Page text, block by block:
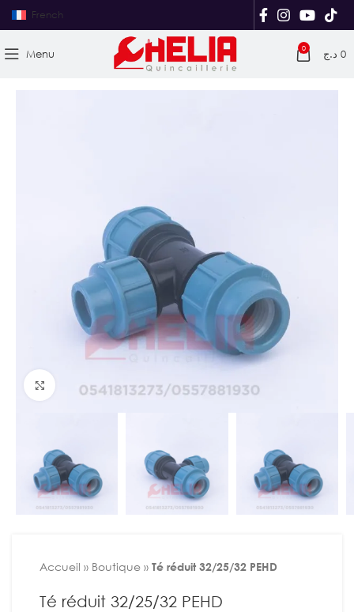
French
Menu 0 0 د.ج
Agrandir
Accueil » Boutique » Té réduit 32/25/32 PEHD
Té réduit 32/25/32 PEHD